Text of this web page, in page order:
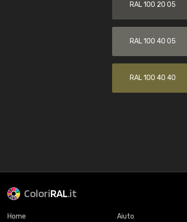
RAL 100 20 05
RAL 100 40 05
RAL 100 40 40
ColoriRAL.it
Home Aiuto